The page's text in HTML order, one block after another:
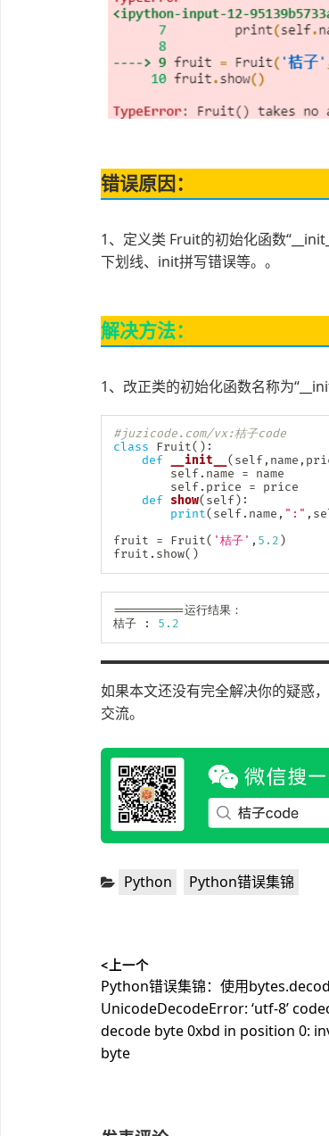
错误原因：
1、定义类 Fruit的初始化函数
下划线、init拼写错误等。。
解决方法：
1、改正类的初始化函数名称为
#juzicode.com/vx:桔子code
class
Fruit( ) :
def
__init__ ( self, name ,
        self
. name = name
        self
. price = price
def show( self) :
print( self. name , ":" ,
fruit = Fruit( '桔子' , 5.2 )
fruit . show( )
==========运行结果：
桔子
: 5.2
如果本文还没有完全解决你的疑惑
交流。
分
Python Python错误集锦
章
导
航
<上一个
上
篇
文
章：
Python错误集锦：使用
UnicodeDecodeError: ‘utf-8’
decode byte 0xbd in position 0:
byte